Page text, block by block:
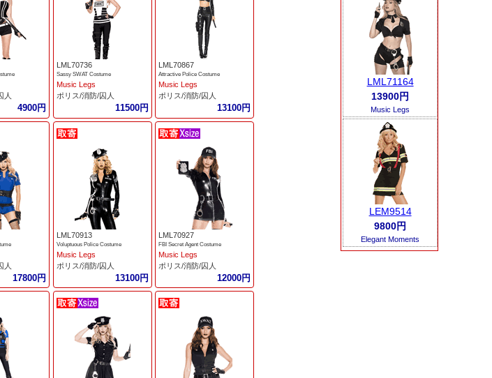
人
4900円
LML70736
Sassy SWAT Costume
Music Legs
ポリス/消防/囚人
11500円
LML70867
Attractive Police Costume
Music Legs
ポリス/消防/囚人
13100円
人
17800円
LML70913
Voluptuous Police Costume
Music Legs
ポリス/消防/囚人
13100円
LML70927
FBI Secret Agent Costume
Music Legs
ポリス/消防/囚人
12000円
LML71164
13900円
Music Legs
LEM9514
9800円
Elegant Moments